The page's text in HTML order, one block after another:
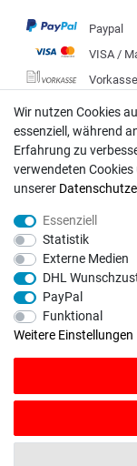
Paypal
VISA /
Vorkasse
DHL
Bei Fragen wenden
MA-Versand GmbH,
SHOPVOTE
© Copyright 2026 | Alle
Wir nutzen Cookies
essenziell, während
Erfahrung zu
verwendeten
unserer
Essenziell
Statistik
Externe Medien
DHL
PayPal
Funktional
Weitere Einstellungen